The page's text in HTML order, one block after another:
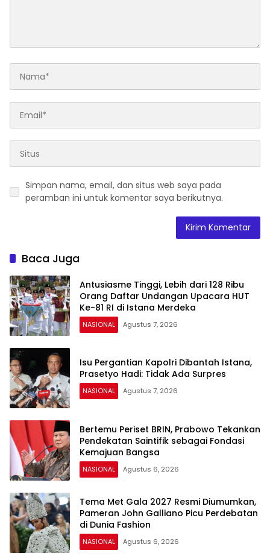
Simpan nama, email, dan situs web saya pada
peramban ini untuk komentar saya berikutnya.
Baca Juga
Antusiasme Tinggi, Lebih dari 128 Ribu
Orang Daftar Undangan Upacara HUT
Ke-81 RI di Istana Merdeka
NASIONAL Agustus 7, 2026
Isu Pergantian Kapolri Dibantah Istana,
Prasetyo Hadi: Tidak Ada Surpres
NASIONAL Agustus 7, 2026
Bertemu Periset BRIN, Prabowo Tekankan
Pendekatan Saintifik sebagai Fondasi
Kemajuan Bangsa
NASIONAL Agustus 6, 2026
Tema Met Gala 2027 Resmi Diumumkan,
Pameran John Galliano Picu Perdebatan
di Dunia Fashion
NASIONAL Agustus 6, 2026